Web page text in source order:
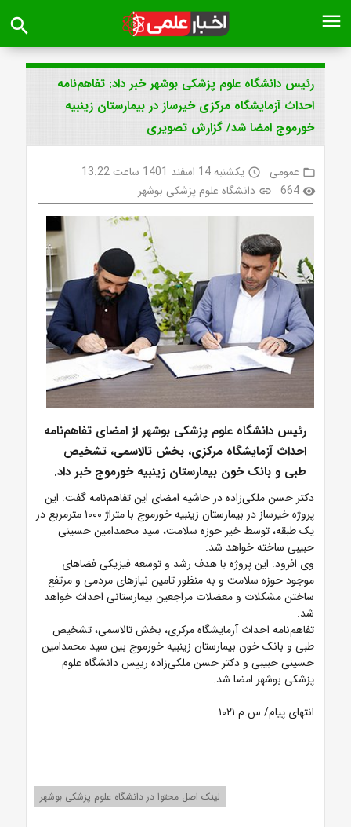
menu
search
رئیس دانشگاه علوم پزشکی بوشهر خبر داد: تفاهم‌نامه
احداث آزمایشگاه مرکزی خیرساز در بیمارستان زینبیه
خورموج امضا شد/ گزارش تصویری
folder_open عمومی access_time یکشنبه 14 اسفند 1401 ساعت 13:22
visibility
664
link دانشگاه علوم پزشکی بوشهر
رئیس دانشگاه علوم پزشکی بوشهر از امضای تفاهم‌نامه
احداث آزمایشگاه مرکزی، بخش تالاسمی، تشخیص
طبی و بانک خون بیمارستان زینبیه خورموج خبر داد.
دکتر حسن ملکی‌زاده در حاشیه امضای این تفاهم‌نامه گفت: این
پروژه خیرساز در بیمارستان زینبیه خورموج با متراژ ۱۰۰۰ مترمربع در
یک طبقه، توسط خیر حوزه سلامت، سید محمدامین حسینی
حبیبی ساخته خواهد شد.
وی افزود: این پروژه با هدف رشد و توسعه فیزیکی فضاهای
موجود حوزه سلامت و به منظور تامین نیازهای مردمی و مرتفع
ساختن مشکلات و معضلات مراجعین بیمارستانی احداث خواهد
شد.
تفاهم‌نامه احداث آزمایشگاه مرکزی، بخش تالاسمی، تشخیص
طبی و بانک خون بیمارستان زینبیه خورموج بین سید محمدامین
حسینی حبیبی و دکتر حسن ملکی‌زاده رییس دانشگاه علوم
پزشکی بوشهر امضا شد.
انتهای پیام/ س.م ۱۰۲۱
لینک اصل محتوا در دانشگاه علوم پزشکی بوشهر